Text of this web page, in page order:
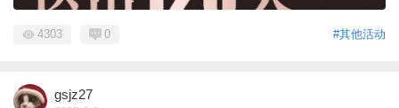
#其他活动
4303 0
gsjz27